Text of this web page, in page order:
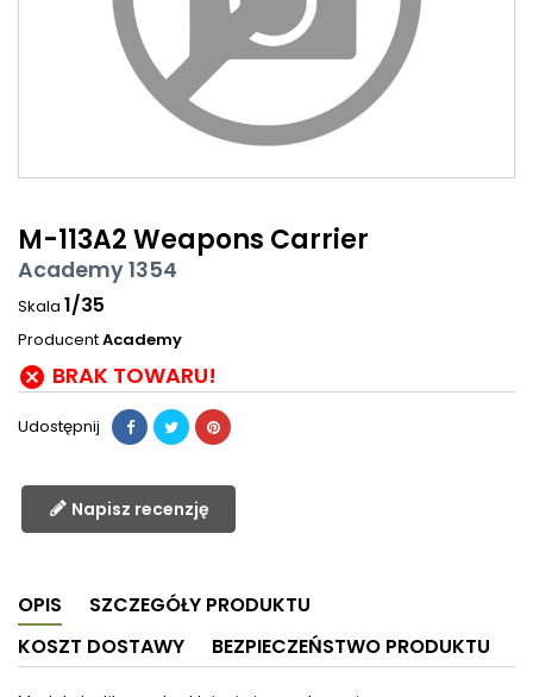
M-113A2 Weapons Carrier
Academy 1354
Skala 1/35
ProducentAcademy
 BRAK TOWARU!
Udostępnij
Napisz recenzję
OPIS
SZCZEGÓŁY PRODUKTU
KOSZT DOSTAWY
BEZPIECZEŃSTWO PRODUKTU